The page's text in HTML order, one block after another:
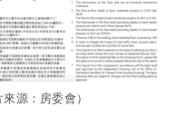
源：房委會）